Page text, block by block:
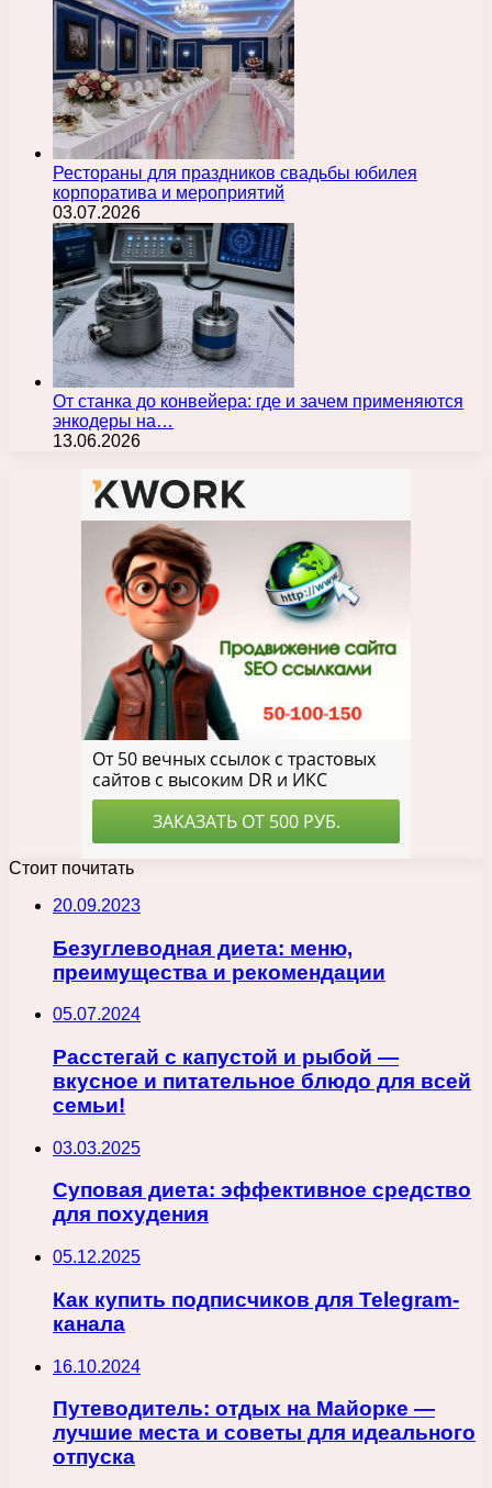
Рестораны для праздников свадьбы юбилея
корпоратива и мероприятий
03.07.2026
От станка до конвейера: где и зачем применяются
энкодеры на…
13.06.2026
Стоит почитать
20.09.2023
Безуглеводная диета: меню,
преимущества и рекомендации
05.07.2024
Расстегай с капустой и рыбой —
вкусное и питательное блюдо для всей
семьи!
03.03.2025
Суповая диета: эффективное средство
для похудения
05.12.2025
Как купить подписчиков для Telegram-
канала
16.10.2024
Путеводитель: отдых на Майорке —
лучшие места и советы для идеального
отпуска